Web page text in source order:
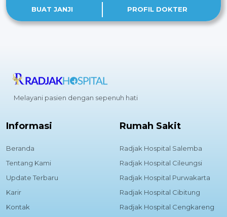
BUAT JANJI PROFIL DOKTER
Melayani pasien dengan sepenuh hati
Informasi
Beranda
Tentang Kami
Update Terbaru
Karir
Kontak
Rumah Sakit
Radjak Hospital Salemba
Radjak Hospital Cileungsi
Radjak Hospital Purwakarta
Radjak Hospital Cibitung
Radjak Hospital Cengkareng